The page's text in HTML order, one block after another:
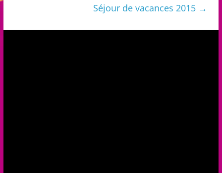
Séjour de vacances 2015 →